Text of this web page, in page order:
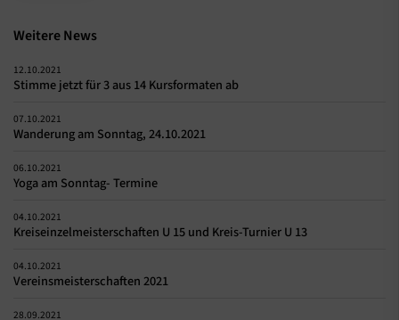
Weitere News
12.10.2021
Stimme jetzt für 3 aus 14 Kursformaten ab
07.10.2021
Wanderung am Sonntag, 24.10.2021
06.10.2021
Yoga am Sonntag- Termine
04.10.2021
Kreiseinzelmeisterschaften U 15 und Kreis-Turnier U 13
04.10.2021
Vereinsmeisterschaften 2021
28.09.2021